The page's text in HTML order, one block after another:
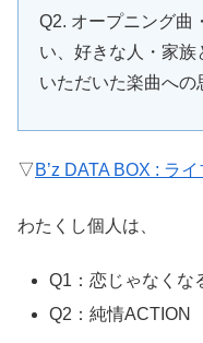
Q2. オープニング曲
い、好きな人・家族
いただいた楽曲への
▽B’z DATA BOX : ラ
わたくし個人は、
Q1：恋じゃなくな
Q2：純情ACTION